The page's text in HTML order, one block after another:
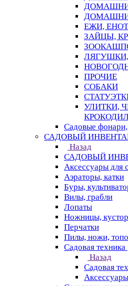
ЕЖИ,
ЗАЙЦЫ,
ПРОЧИЕ
СОБАКИ
УЛИТКИ,
Садовые фонари,
САДОВЫЙ
Назад
САДОВЫЙ
Аксессуары для
Аэраторы, катки
Буры,
Вилы, грабли
Лопаты
Ножницы,
Перчатки
Пилы, ножи,
Садовая техника
Назад
Садовая